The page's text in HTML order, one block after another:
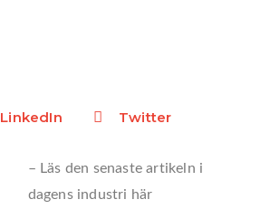
LinkedIn Twitter
– Läs den senaste artikeln i
dagens industri här